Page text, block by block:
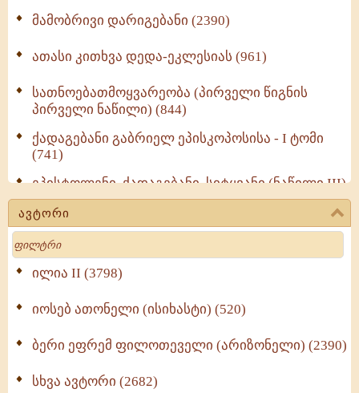
მამობრივი დარიგებანი (2390)
ათასი კითხვა დედა-ეკლესიას (961)
სათნოებათმოყვარეობა (პირველი წიგნის
პირველი ნაწილი) (844)
ქადაგებანი გაბრიელ ეპისკოპოსისა - I ტომი
(741)
ეპისტოლენი, ქადაგებანი, სიტყვანი (ნაწილი III)
(723)
მოძღვრის ძალზე სასარგებლო რჩევები
მრევლისათვის (545)
Wisdomge (514)
ქადაგებანი გაბრიელ ეპისკოპოსისა - II ტომი
სულიერი ცხოვრების სახელმძღვანელო -
ნაწილი II (369)
ავტორი
Search
ილია II (3798)
იოსებ ათონელი (ისიხასტი) (520)
ბერი ეფრემ ფილოთეველი (არიზონელი) (2390)
სხვა ავტორი (2682)